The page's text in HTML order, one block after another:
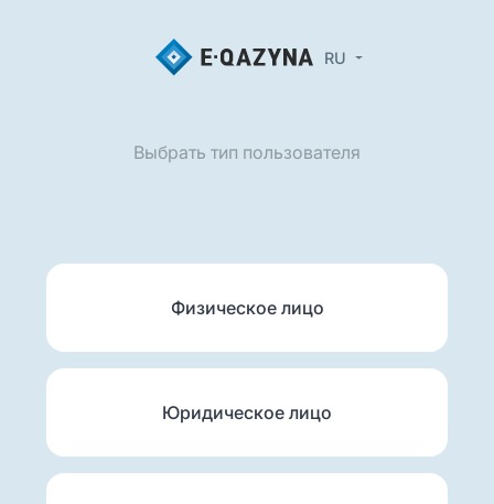
RU
Выбрать тип пользователя
Физическое лицо
Юридическое лицо